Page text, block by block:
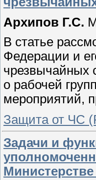
Архипов Г.С.
В статье
Федерации и
чрезвычайных
о рабочей
мероприятий,
Защита от ЧС
Задачи и